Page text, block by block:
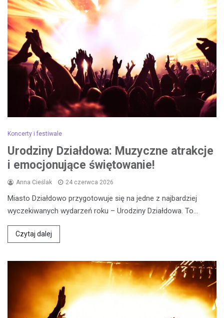
Koncerty i festiwale
Urodziny Działdowa: Muzyczne atrakcje
i emocjonujące świętowanie!
Anna Cieślak 24 czerwca 2026
Miasto Działdowo przygotowuje się na jedne z najbardziej
wyczekiwanych wydarzeń roku – Urodziny Działdowa. To…
Czytaj dalej